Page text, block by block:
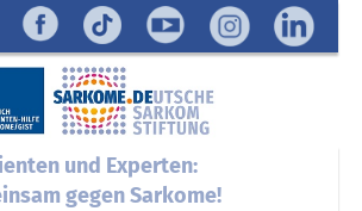
und Experten:
gegen Sarkome!